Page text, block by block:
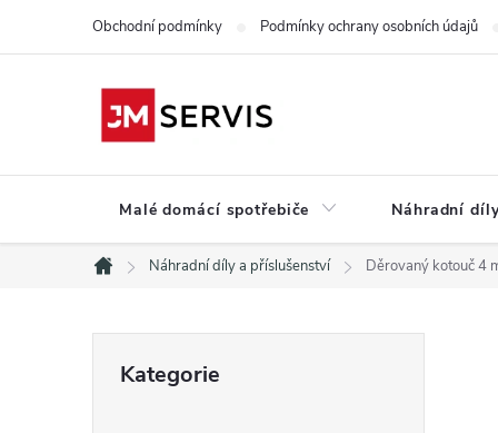
Obchodní podmínky Podmínky ochrany osobních údajů
Malé domácí spotřebiče Náhradní
Domů
Náhradní díly a příslušenství Děrovaný kotouč 4
kategorie
Kategorie